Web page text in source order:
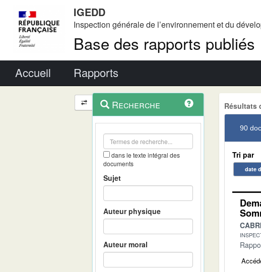
IGEDD
Inspection générale de l’environnement et du
Base des rapports publiés
Accueil Rapports
Navigation
et
outils
contextuel
Recherche
dans le texte intégral des
documents
Sujet
Auteur physique
Auteur moral
Résultats
90
Tri par
date